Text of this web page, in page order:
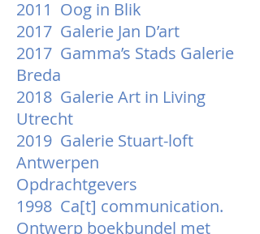
2011 Oog in Blik
2017 Galerie Jan D’art
2017 Gamma’s Stads Galerie
Breda
2018 Galerie Art in Living
Utrecht
2019 Galerie Stuart-loft
Antwerpen
Opdrachtgevers
1998 Ca[t] communication.
Ontwerp boekbundel met